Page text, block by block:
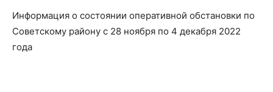
Информация о состоянии оперативной обстановки по
Советскому району с 28 ноября по 4 декабря 2022
года